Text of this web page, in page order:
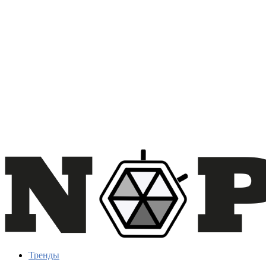
Тренды